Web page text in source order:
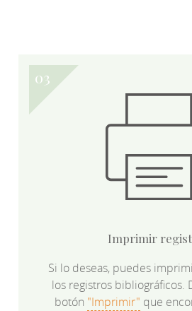
Imprimir
Si lo deseas, puedes
los registros bibliográficos.
botón "Imprimir" que